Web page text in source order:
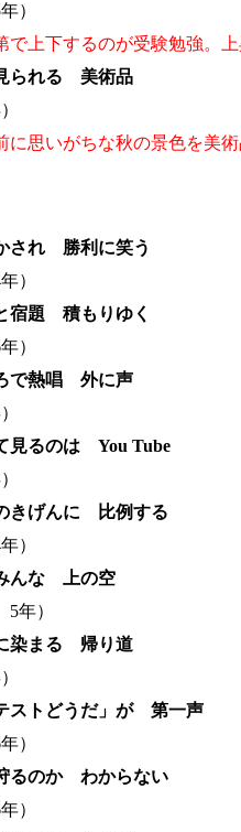
）
で上下するのが受験勉強。
られる 美術品
に思いがちな秋の景色を美
され 勝利に笑う
）
宿題 積もりゆく
）
で熱唱 外に声
見るのは You Tube
きげんに 比例する
）
んな 上の空
年）
染まる 帰り道
ストどうだ」が 第一声
）
るのか わからない
）